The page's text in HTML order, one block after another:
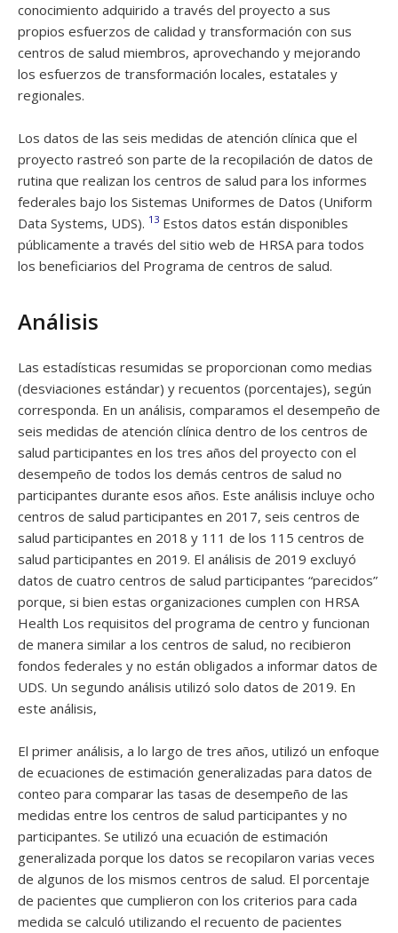
conocimiento adquirido a través del proyecto a sus
propios esfuerzos de calidad y transformación con sus
centros de salud miembros, aprovechando y mejorando
los esfuerzos de transformación locales, estatales y
regionales.
Los datos de las seis medidas de atención clínica que el
proyecto rastreó son parte de la recopilación de datos de
rutina que realizan los centros de salud para los informes
federales bajo los Sistemas Uniformes de Datos (Uniform
Data Systems, UDS). 13 Estos datos están disponibles
públicamente a través del sitio web de HRSA para todos
los beneficiarios del Programa de centros de salud.
Análisis
Las estadísticas resumidas se proporcionan como medias
(desviaciones estándar) y recuentos (porcentajes), según
corresponda. En un análisis, comparamos el desempeño de
seis medidas de atención clínica dentro de los centros de
salud participantes en los tres años del proyecto con el
desempeño de todos los demás centros de salud no
participantes durante esos años. Este análisis incluye ocho
centros de salud participantes en 2017, seis centros de
salud participantes en 2018 y 111 de los 115 centros de
salud participantes en 2019. El análisis de 2019 excluyó
datos de cuatro centros de salud participantes “parecidos”
porque, si bien estas organizaciones cumplen con HRSA
Health Los requisitos del programa de centro y funcionan
de manera similar a los centros de salud, no recibieron
fondos federales y no están obligados a informar datos de
UDS. Un segundo análisis utilizó solo datos de 2019. En
este análisis,
El primer análisis, a lo largo de tres años, utilizó un enfoque
de ecuaciones de estimación generalizadas para datos de
conteo para comparar las tasas de desempeño de las
medidas entre los centros de salud participantes y no
participantes. Se utilizó una ecuación de estimación
generalizada porque los datos se recopilaron varias veces
de algunos de los mismos centros de salud. El porcentaje
de pacientes que cumplieron con los criterios para cada
medida se calculó utilizando el recuento de pacientes